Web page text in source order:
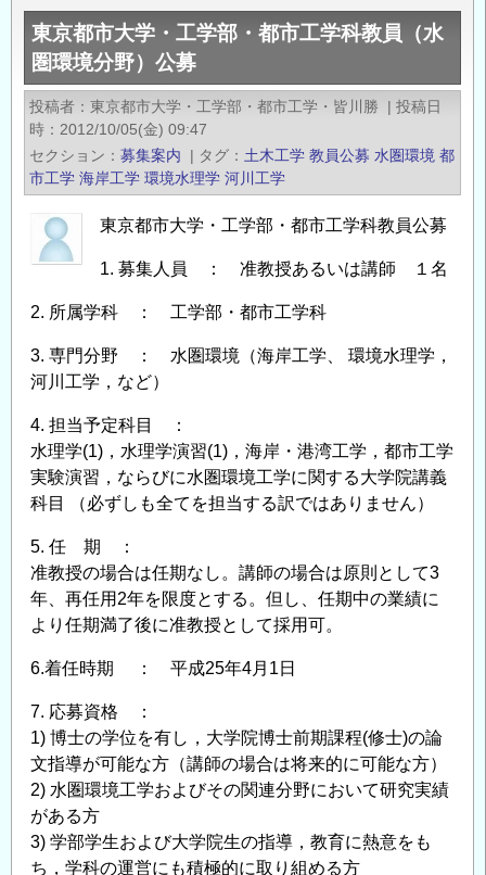
都
市
大
学・
工
学
部・
都
市
科
員
公
募
（水
圏
環
工
学
分
野）
の
東京都市大学・工学部・都市工学科教員（水
圏環境分野）公募
投稿者 東京都市大学・工学部・都市工学・皆川勝 | 投稿日
時
2012/10/05(金) 09:47
セクション
募集案内 | タグ 土木工学 教員公募 水圏環境 都
市工学 海岸工学 環境水理学 河川工学
東京都市大学・工学部・都市工学科教員公募
1. 募集人員 ： 准教授あるいは講師 １名
2. 所属学科 ： 工学部・都市工学科
3. 専門分野 ： 水圏環境（海岸工学、 環境水理学，
河川工学，など）
4. 担当予定科目 ：
水理学(1)，水理学演習(1)，海岸・港湾工学，都市工学
実験演習，ならびに水圏環境工学に関する大学院講義
科目 （必ずしも全てを担当する訳ではありません）
5. 任 期 ：
准教授の場合は任期なし。講師の場合は原則として3
年、再任用2年を限度とする。但し、任期中の業績に
より任期満了後に准教授として採用可。
6.着任時期 ： 平成25年4月1日
7. 応募資格 ：
1) 博士の学位を有し，大学院博士前期課程(修士)の論
文指導が可能な方（講師の場合は将来的に可能な方）
2) 水圏環境工学およびその関連分野において研究実績
がある方
3) 学部学生および大学院生の指導，教育に熱意をも
ち，学科の運営にも積極的に取り組める方